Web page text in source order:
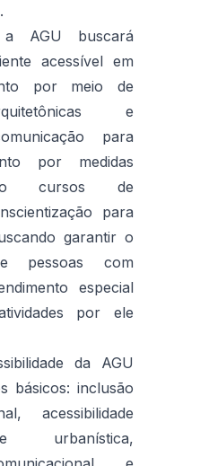
AGU buscará
acessível em
por meio de
e
para
por medidas
cursos de
para
garantir o
pessoas com
especial
por ele
da AGU
básicos: inclusão
acessibilidade
urbanística,